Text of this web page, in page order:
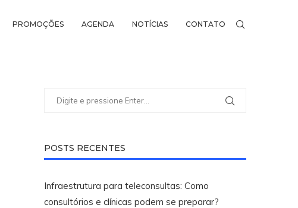
PROMOÇÕES AGENDA NOTÍCIAS CONTATO
POSTS RECENTES
Infraestrutura para teleconsultas: Como
consultórios e clínicas podem se preparar?